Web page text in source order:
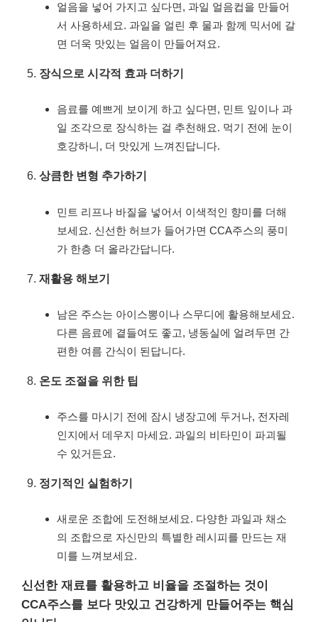
얼음을 넣어 가지고 싶다면, 과일 얼음컵을 만들어
서 사용하세요. 과일을 얼린 후 물과 함께 믹서에 갈
면 더욱 맛있는 얼음이 만들어져요.
장식으로 시각적 효과 더하기
음료를 예쁘게 보이게 하고 싶다면, 민트 잎이나 과
일 조각으로 장식하는 걸 추천해요. 먹기 전에 눈이
호강하니, 더 맛있게 느껴진답니다.
상큼한 변형 추가하기
민트 리프나 바질을 넣어서 이색적인 향미를 더해
보세요. 신선한 허브가 들어가면 CCA주스의 풍미
가 한층 더 올라간답니다.
재활용 해보기
남은 주스는 아이스뽕이나 스무디에 활용해보세요.
다른 음료에 곁들여도 좋고, 냉동실에 얼려두면 간
편한 여름 간식이 된답니다.
온도 조절을 위한 팁
주스를 마시기 전에 잠시 냉장고에 두거나, 전자레
인지에서 데우지 마세요. 과일의 비타민이 파괴될
수 있거든요.
정기적인 실험하기
새로운 조합에 도전해보세요. 다양한 과일과 채소
의 조합으로 자신만의 특별한 레시피를 만드는 재
미를 느껴보세요.
신선한 재료를 활용하고 비율을 조절하는 것이
CCA주스를 보다 맛있고 건강하게 만들어주는 핵심